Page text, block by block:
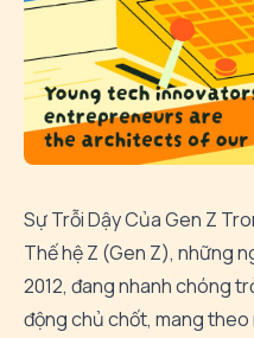
Sự Trỗi Dậy Của Gen Z
Thế hệ Z (Gen Z), những
2012, đang nhanh chóng
động chủ chốt, mang theo